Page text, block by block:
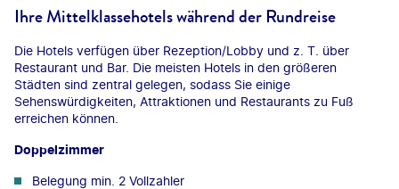
Ihre Mittelklassehotels während der Rundreise
Die Hotels verfügen über Rezeption/Lobby und z. T. über
Restaurant und Bar. Die meisten Hotels in den größeren
Städten sind zentral gelegen, sodass Sie einige
Sehenswürdigkeiten, Attraktionen und Restaurants zu Fuß
erreichen können.
Doppelzimmer
Belegung min. 2 Vollzahler